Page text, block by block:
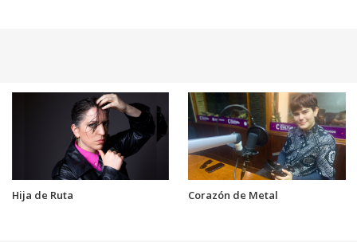
Hija de Ruta Corazón de Metal